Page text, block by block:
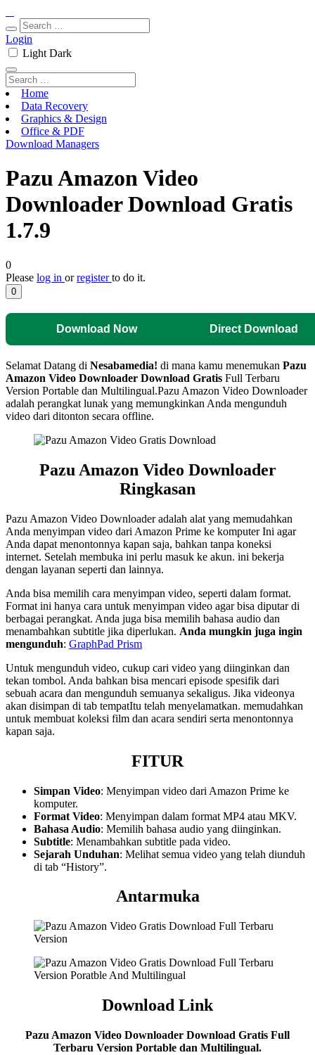
Login
Light Dark
Home
Data Recovery
Graphics & Design
Office & PDF
Download Managers
Pazu Amazon Video
Downloader Download Gratis
1.7.9
0
Please log in orregisterto do it.
0
Download Now Direct Download
Selamat Datang di Nesabamedia! di mana kamu menemukan Pazu
Amazon Video Downloader Download Gratis Full Terbaru
Version Portable dan Multilingual.Pazu Amazon Video Downloader
adalah perangkat lunak yang memungkinkan Anda mengunduh
video dari ditonton secara offline.
Pazu Amazon Video Downloader
Ringkasan
Pazu Amazon Video Downloader adalah alat yang memudahkan
Anda menyimpan video dari Amazon Prime ke komputer Ini agar
Anda dapat menontonnya kapan saja, bahkan tanpa koneksi
internet. Setelah membuka ini perlu masuk ke akun. ini bekerja
dengan layanan seperti dan lainnya.
Anda bisa memilih cara menyimpan video, seperti dalam format.
Format ini hanya cara untuk menyimpan video agar bisa diputar di
berbagai perangkat. Anda juga bisa memilih bahasa audio dan
menambahkan subtitle jika diperlukan. Anda mungkin juga ingin
mengunduh: GraphPad Prism
Untuk mengunduh video, cukup cari video yang diinginkan dan
tekan tombol. Anda bahkan bisa mencari episode spesifik dari
sebuah acara dan mengunduh semuanya sekaligus. Jika videonya
akan disimpan di tab tempatItu telah menyelamatkan. memudahkan
untuk membuat koleksi film dan acara sendiri serta menontonnya
kapan saja.
FITUR
Simpan Video: Menyimpan video dari Amazon Prime ke
komputer.
Format Video: Menyimpan dalam format MP4 atau MKV.
Bahasa Audio: Memilih bahasa audio yang diinginkan.
Subtitle: Menambahkan subtitle pada video.
Sejarah Unduhan: Melihat semua video yang telah diunduh
di tab “History”.
Antarmuka
Download Link
Pazu Amazon Video Downloader Download Gratis Full
Terbaru Version Portable dan Multilingual.